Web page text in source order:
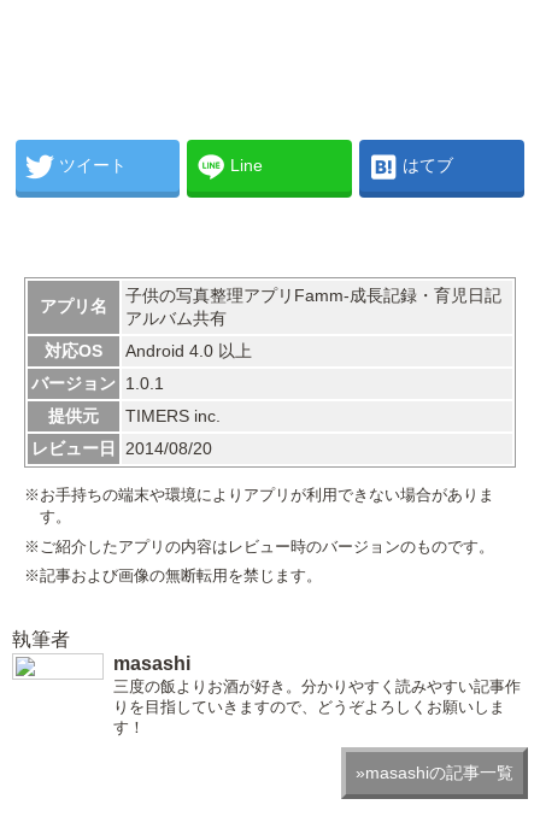
ツイート Line はてブ
アプリ名
子供の写真整理アプリFamm-成長記録・育児日記
アルバム共有
対応OS
Android 4.0 以上
バージョン
1.0.1
提供元
TIMERS inc.
レビュー日
2014/08/20
※お手持ちの端末や環境によりアプリが利用できない場合がありま
す。
※ご紹介したアプリの内容はレビュー時のバージョンのものです。
※記事および画像の無断転用を禁じます。
執筆者
masashi
三度の飯よりお酒が好き。分かりやすく読みやすい記事作
りを目指していきますので、どうぞよろしくお願いしま
す！
»masashiの記事一覧